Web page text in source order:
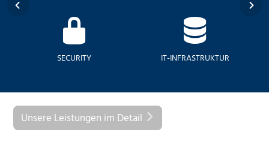
SECURITY IT-INFRASTRUKTUR
Unsere Leistungen im Detail